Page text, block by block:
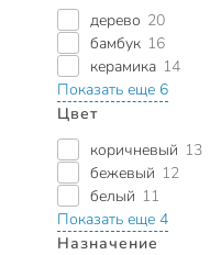
дерево 20
бамбук 16
керамика 14
Показать еще 6
Цвет
коричневый 13
бежевый 12
белый 11
Показать еще 4
Назначение